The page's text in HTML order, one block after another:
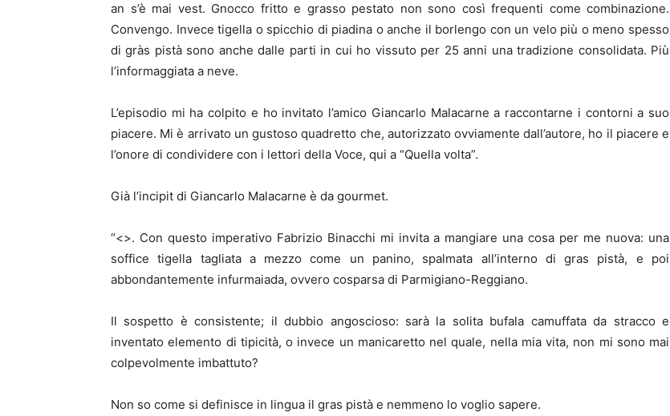
an s’è mai vest. Gnocco fritto e grasso pestato non sono così frequenti come combinazione.
Convengo. Invece tigella o spicchio di piadina o anche il borlengo con un velo più o meno spesso
di gràs pistà sono anche dalle parti in cui ho vissuto per 25 anni una tradizione consolidata. Più
l’informaggiata a neve.
L’episodio mi ha colpito e ho invitato l’amico Giancarlo Malacarne a raccontarne i contorni a suo
piacere. Mi è arrivato un gustoso quadretto che, autorizzato ovviamente dall’autore, ho il piacere e
l’onore di condividere con i lettori della Voce, qui a “Quella volta”.
Già l’incipit di Giancarlo Malacarne è da gourmet.
“<>. Con questo imperativo Fabrizio Binacchi mi invita a mangiare una cosa per me nuova: una
soffice tigella tagliata a mezzo come un panino, spalmata all’interno di gras pistà, e poi
abbondantemente infurmaiada, ovvero cosparsa di Parmigiano-Reggiano.
Il sospetto è consistente; il dubbio angoscioso: sarà la solita bufala camuffata da stracco e
inventato elemento di tipicità, o invece un manicaretto nel quale, nella mia vita, non mi sono mai
colpevolmente imbattuto?
Non so come si definisce in lingua il gras pistà e nemmeno lo voglio sapere.